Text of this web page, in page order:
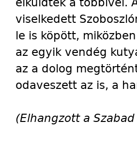
viselkedett
le is köpött,
az egyik vendég
az a dolog
odaveszett az is, a
(Elhangzott a